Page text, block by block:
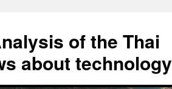
of the Thai
about technology